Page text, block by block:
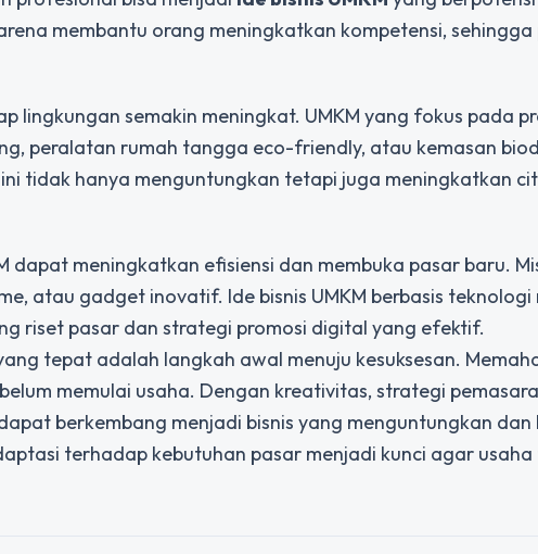
membantu orang meningkatkan kompetensi,
lingkungan semakin meningkat. UMKM yang fokus pada
peralatan rumah tangga eco-friendly, atau kemasan
ini tidak hanya menguntungkan tetapi juga meningkatkan
dapat meningkatkan efisiensi dan membuka pasar baru.
atau gadget inovatif. Ide bisnis UMKM berbasis teknologi
riset pasar dan strategi promosi digital yang efektif.
tepat adalah langkah awal menuju kesuksesan.
memulai usaha. Dengan kreativitas, strategi
berkembang menjadi bisnis yang menguntungkan
terhadap kebutuhan pasar menjadi kunci agar